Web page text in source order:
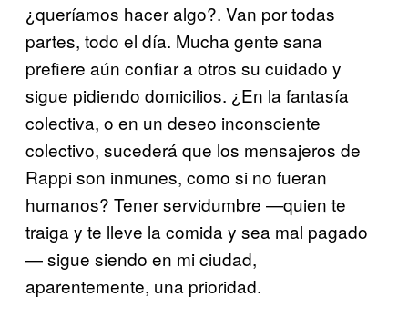
¿queríamos hacer algo?. Van por todas
partes, todo el día. Mucha gente sana
prefiere aún confiar a otros su cuidado y
sigue pidiendo domicilios. ¿En la fantasía
colectiva, o en un deseo inconsciente
colectivo, sucederá que los mensajeros de
Rappi son inmunes, como si no fueran
humanos? Tener servidumbre —quien te
traiga y te lleve la comida y sea mal pagado
— sigue siendo en mi ciudad,
aparentemente, una prioridad.